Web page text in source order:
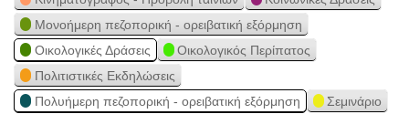
Μονοήμερη πεζοπορική - ορειβατική εξόρμηση
Οικολογικές Δράσεις
Οικολογικός Περίπατος
Πολιτιστικές Εκδηλώσεις
Πολυήμερη πεζοπορική - ορειβατική εξόρμηση
Σεμινάριο